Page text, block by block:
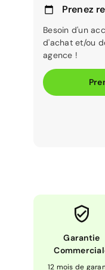
Prenez
Besoin d'un
d'achat et/ou
agence !
Garantie
12 mois de